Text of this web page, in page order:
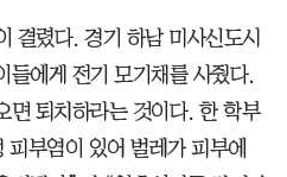
결렸다. 경기 하남 미사신도시
들에게 전기 모기채를 사줬다.
면 퇴치하라는 것이다. 한 학부
부염이 있어 벌레가 피부에